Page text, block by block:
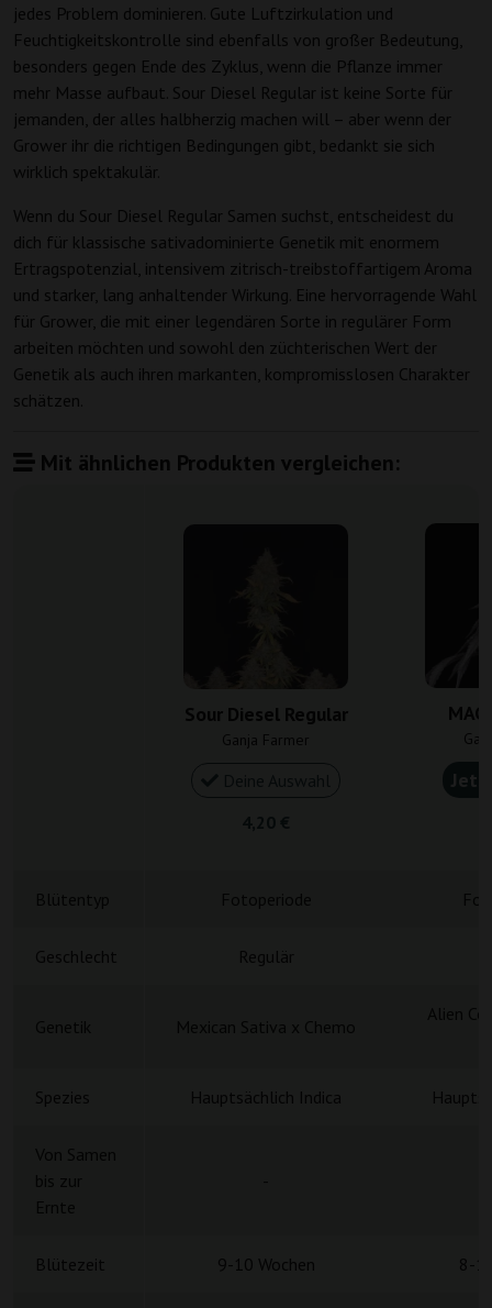
jedes Problem dominieren. Gute Luftzirkulation und
Feuchtigkeitskontrolle sind ebenfalls von großer Bedeutung,
besonders gegen Ende des Zyklus, wenn die Pflanze immer
mehr Masse aufbaut. Sour Diesel Regular ist keine Sorte für
jemanden, der alles halbherzig machen will – aber wenn der
Grower ihr die richtigen Bedingungen gibt, bedankt sie sich
wirklich spektakulär.
Wenn du Sour Diesel Regular Samen suchst, entscheidest du
dich für klassische sativadominierte Genetik mit enormem
Ertragspotenzial, intensivem zitrisch-treibstoffartigem Aroma
und starker, lang anhaltender Wirkung. Eine hervorragende Wahl
für Grower, die mit einer legendären Sorte in regulärer Form
arbeiten möchten und sowohl den züchterischen Wert der
Genetik als auch ihren markanten, kompromisslosen Charakter
schätzen.
Mit ähnlichen Produkten vergleichen:
Sour Diesel Regular
Ganja Farmer
Geschlecht Regulär
Spezies Hauptsächlich Indica
Blütezeit 9-10 Wochen 8-